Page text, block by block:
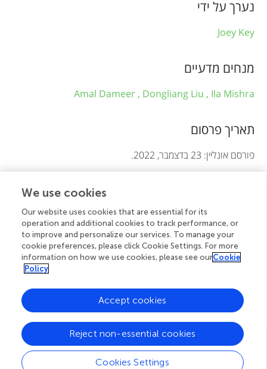
f
o
m
a
i
o
n
נערך על ידי
Joey Key
מנחים מדעיים
Amal Dameer , Dongliang Liu , Ila Mishra
תאריך פרסום
פורסם אונליין: 23 בדצמבר, 2022.
זהו מאמר בגישה פתוחה שמופץ תחת תנאי רישיוןCreative
Commons Attribution (CC BY). השימוש, ההפצה או
ההעתקה מותרים לשימוש בפורומים אחרים ובלבד שיינתן קרדיט
למחבר(ים) המקוריים ולבעל(י) זכויות היוצרים, ושהפרסום המקורי
ההעתקה אינם מותרים אם הם אינם עומדים בתנאים אלה.
We use cookies
Our website uses cookies that are essential for its
operation and additional cookies to track performance, or
to improve and personalize our services. To manage your
cookie preferences, please click Cookie Settings. For more
information on how we use cookies, please see ourCookie
Policy
Cookies Settings
Reject non-essential cookies
Accept cookies